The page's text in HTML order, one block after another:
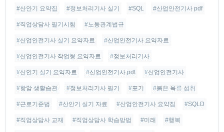
#산안기 요약집 #정보처리기사 실기 #SQL #산업안전기사 pdf
#직업상담사 필기시험 #노동관계법규
#산업안전기사 실기 요약자료 #산업안전기사 요약자료
#산업안전기사 작업형 요약자료 #정보처리기사
#산안기 실기 요약자료 #산업안전기사.pdf #산업안전기사
#항암 생활습관 #정보처리기사 필기 #포기 #붉은 육류 섭취
#근로기준법 #산안기 실기 자료 #산업안전기사 요약집 #SQLD
#직업상담사 교재 #직업상담사 학습방법 #미래 #행복